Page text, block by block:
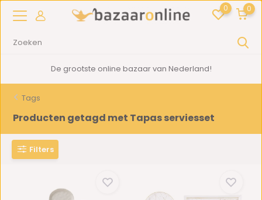
0 0
De grootste online bazaar van Nederland!
Tags
Producten getagd met Tapas serviesset
Filters